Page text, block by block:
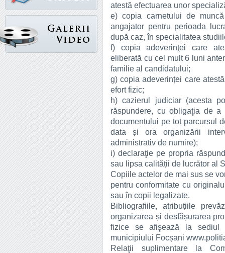
atestă efectuarea unor
e) copia carnetului de
angajator pentru perioada
după caz, în specialitatea
f) copia adeverinţei care
eliberată cu cel mult 6 luni
familie al candidatului;
g) copia adeverinței care
efort fizic;
h) cazierul judiciar (acesta
răspundere, cu obligaţia de
documentului pe tot parcursul
data și ora organizării
administrativ de numire);
i) declaraţie pe propria
sau lipsa calității de lucrător al
Copiile actelor de mai sus se
pentru conformitate cu
sau în copii legalizate.
Bibliografiile, atribuțiile
organizarea și desfășurarea
fizice se afişează la
municipiului Focșani
Relaţii suplimentare la